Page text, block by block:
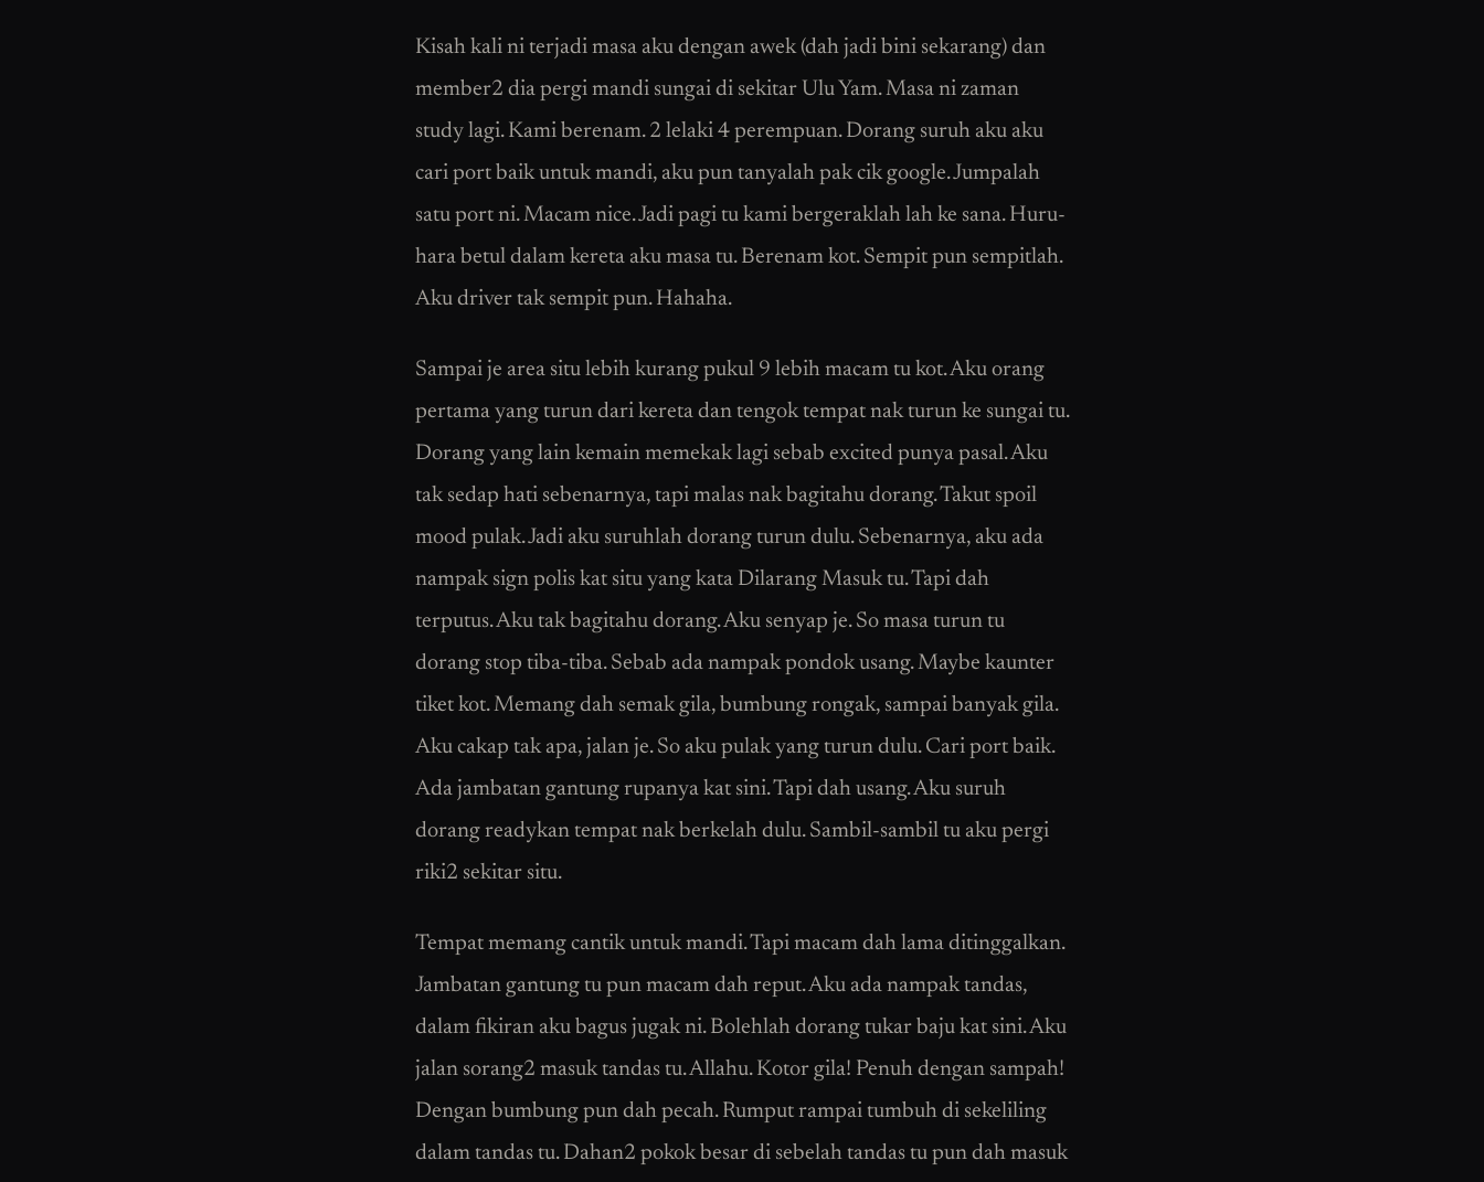
Kisah kali ni terjadi masa aku dengan awek (dah jadi bini sekarang) dan
member2 dia pergi mandi sungai di sekitar Ulu Yam. Masa ni zaman
study lagi. Kami berenam. 2 lelaki 4 perempuan. Dorang suruh aku aku
cari port baik untuk mandi, aku pun tanyalah pak cik google. Jumpalah
satu port ni. Macam nice. Jadi pagi tu kami bergeraklah lah ke sana. Huru-
hara betul dalam kereta aku masa tu. Berenam kot. Sempit pun sempitlah.
Aku driver tak sempit pun. Hahaha.
Sampai je area situ lebih kurang pukul 9 lebih macam tu kot. Aku orang
pertama yang turun dari kereta dan tengok tempat nak turun ke sungai tu.
Dorang yang lain kemain memekak lagi sebab excited punya pasal. Aku
tak sedap hati sebenarnya, tapi malas nak bagitahu dorang. Takut spoil
mood pulak. Jadi aku suruhlah dorang turun dulu. Sebenarnya, aku ada
nampak sign polis kat situ yang kata Dilarang Masuk tu. Tapi dah
terputus. Aku tak bagitahu dorang. Aku senyap je. So masa turun tu
dorang stop tiba-tiba. Sebab ada nampak pondok usang. Maybe kaunter
tiket kot. Memang dah semak gila, bumbung rongak, sampai banyak gila.
Aku cakap tak apa, jalan je. So aku pulak yang turun dulu. Cari port baik.
Ada jambatan gantung rupanya kat sini. Tapi dah usang. Aku suruh
dorang readykan tempat nak berkelah dulu. Sambil-sambil tu aku pergi
riki2 sekitar situ.
Tempat memang cantik untuk mandi. Tapi macam dah lama ditinggalkan.
Jambatan gantung tu pun macam dah reput. Aku ada nampak tandas,
dalam fikiran aku bagus jugak ni. Bolehlah dorang tukar baju kat sini. Aku
jalan sorang2 masuk tandas tu. Allahu. Kotor gila! Penuh dengan sampah!
Dengan bumbung pun dah pecah. Rumput rampai tumbuh di sekeliling
dalam tandas tu. Dahan2 pokok besar di sebelah tandas tu pun dah masuk